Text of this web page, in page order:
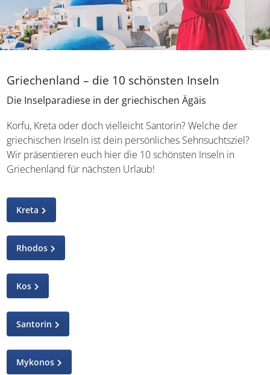
Griechenland – die 10 schönsten Inseln
Die Inselparadiese in der griechischen Ägäis
Korfu, Kreta oder doch vielleicht Santorin? Welche der
griechischen Inseln ist dein persönliches Sehnsuchtsziel?
Wir präsentieren euch hier die 10 schönsten Inseln in
Griechenland für nächsten Urlaub!
Kreta
Rhodos
Kos
Santorin
Mykonos
🧝 Konto anlegen oder einloggen
✅ Sommer Cashback ist automatisch aktiviert